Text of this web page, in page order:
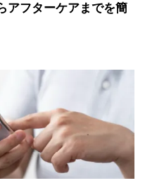
アフターケアまでを簡